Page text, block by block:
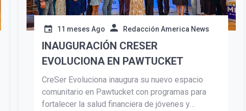
11 meses Ago Redacción America News
INAUGURACIÓN CRESER
EVOLUCIONA EN PAWTUCKET
CreSer Evoluciona inaugura su nuevo espacio
comunitario en Pawtucket con programas para
fortalecer la salud financiera de jóvenes y